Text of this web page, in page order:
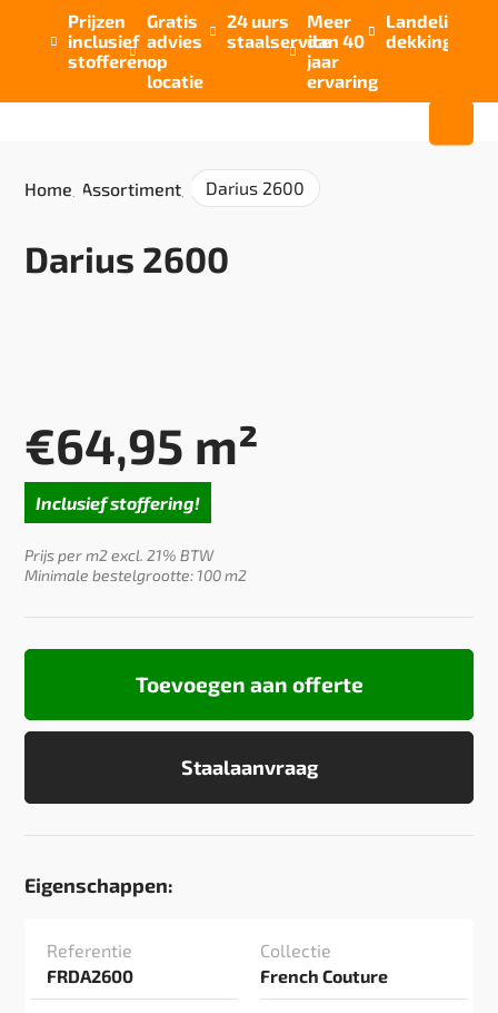

Prijzen
inclusief
stofferen

Gratis
advies
op
locatie

24 uurs
staalservice

Meer
dan 40
jaar
ervaring

Landelijke
dekking
Home Assortiment Darius 2600
Darius 2600
€64,95 m²
Inclusief stoffering!
Prijs per m2 excl. 21% BTW
Minimale bestelgrootte: 100 m2
Staalaanvraag
Toevoegen aan offerte
Eigenschappen:
Referentie
FRDA2600
Collectie
French Couture